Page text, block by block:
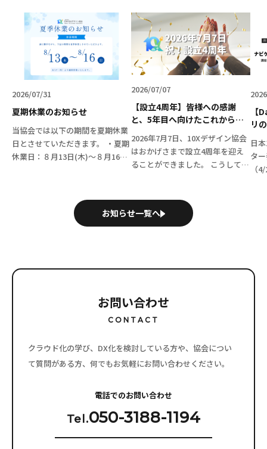
07/31
休業のお知らせ
会では以下の期間を夏期休業
させていただきます。 ・夏期
日：８月13日(木)～８月16日
ろしくお願い申し上 […]
2026/07/07
【設立4周年】皆様への感謝
と、5年目へ向けたこれからの1
0Xの歩み
2026年7月7日、10Xデザイン協会
はおかげさまで設立4周年を迎え
ることができました。 こうして無
さま、温かく支えてくださるパー
トナー企業の皆さま そして当協
[…]
2026/06/15
【Day1
リの連携
で、参加
た第6期
🚀
日本10X
ター養成
（4/23
お知らせ一覧へ
お問い合わせ
CONTACT
クラウド化の学び、DX化を検討している方や、協会につい
て質問がある方、 何でもお気軽にお問い合わせください。
電話でのお問い合わせ
Tel.050-3188-1194